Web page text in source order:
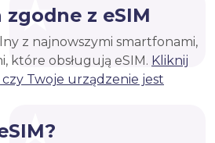
zgodne z eSIM
z najnowszymi smartfonami,
które obsługują eSIM. Kliknij
Twoje urządzenie jest